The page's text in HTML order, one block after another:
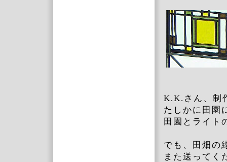
K.K.さん、制
たしかに田園
田園とライト
でも、田畑の
また送ってく